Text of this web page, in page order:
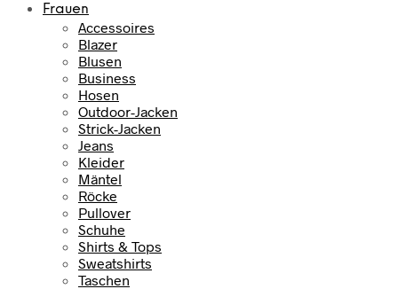
Frauen
Accessoires
Blazer
Blusen
Business
Hosen
Outdoor-Jacken
Strick-Jacken
Jeans
Kleider
Mäntel
Röcke
Pullover
Schuhe
Shirts & Tops
Sweatshirts
Taschen